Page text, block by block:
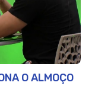
O ALMOÇO